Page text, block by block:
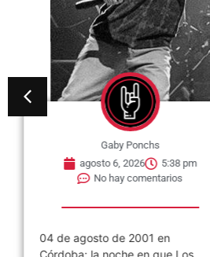
Gaby Ponchs
agosto 6, 2026
5:38 pm
No hay comentarios
04 de agosto de 2001 en
Córdoba: la noche en que Los